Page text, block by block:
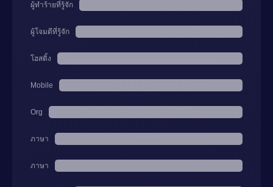
ผู้ทำร้ายที่รู้จัก
ผู้โจมตีที่รู้จัก
โฮสติ้ง
Mobile
Org
ภาษา
ภาษา